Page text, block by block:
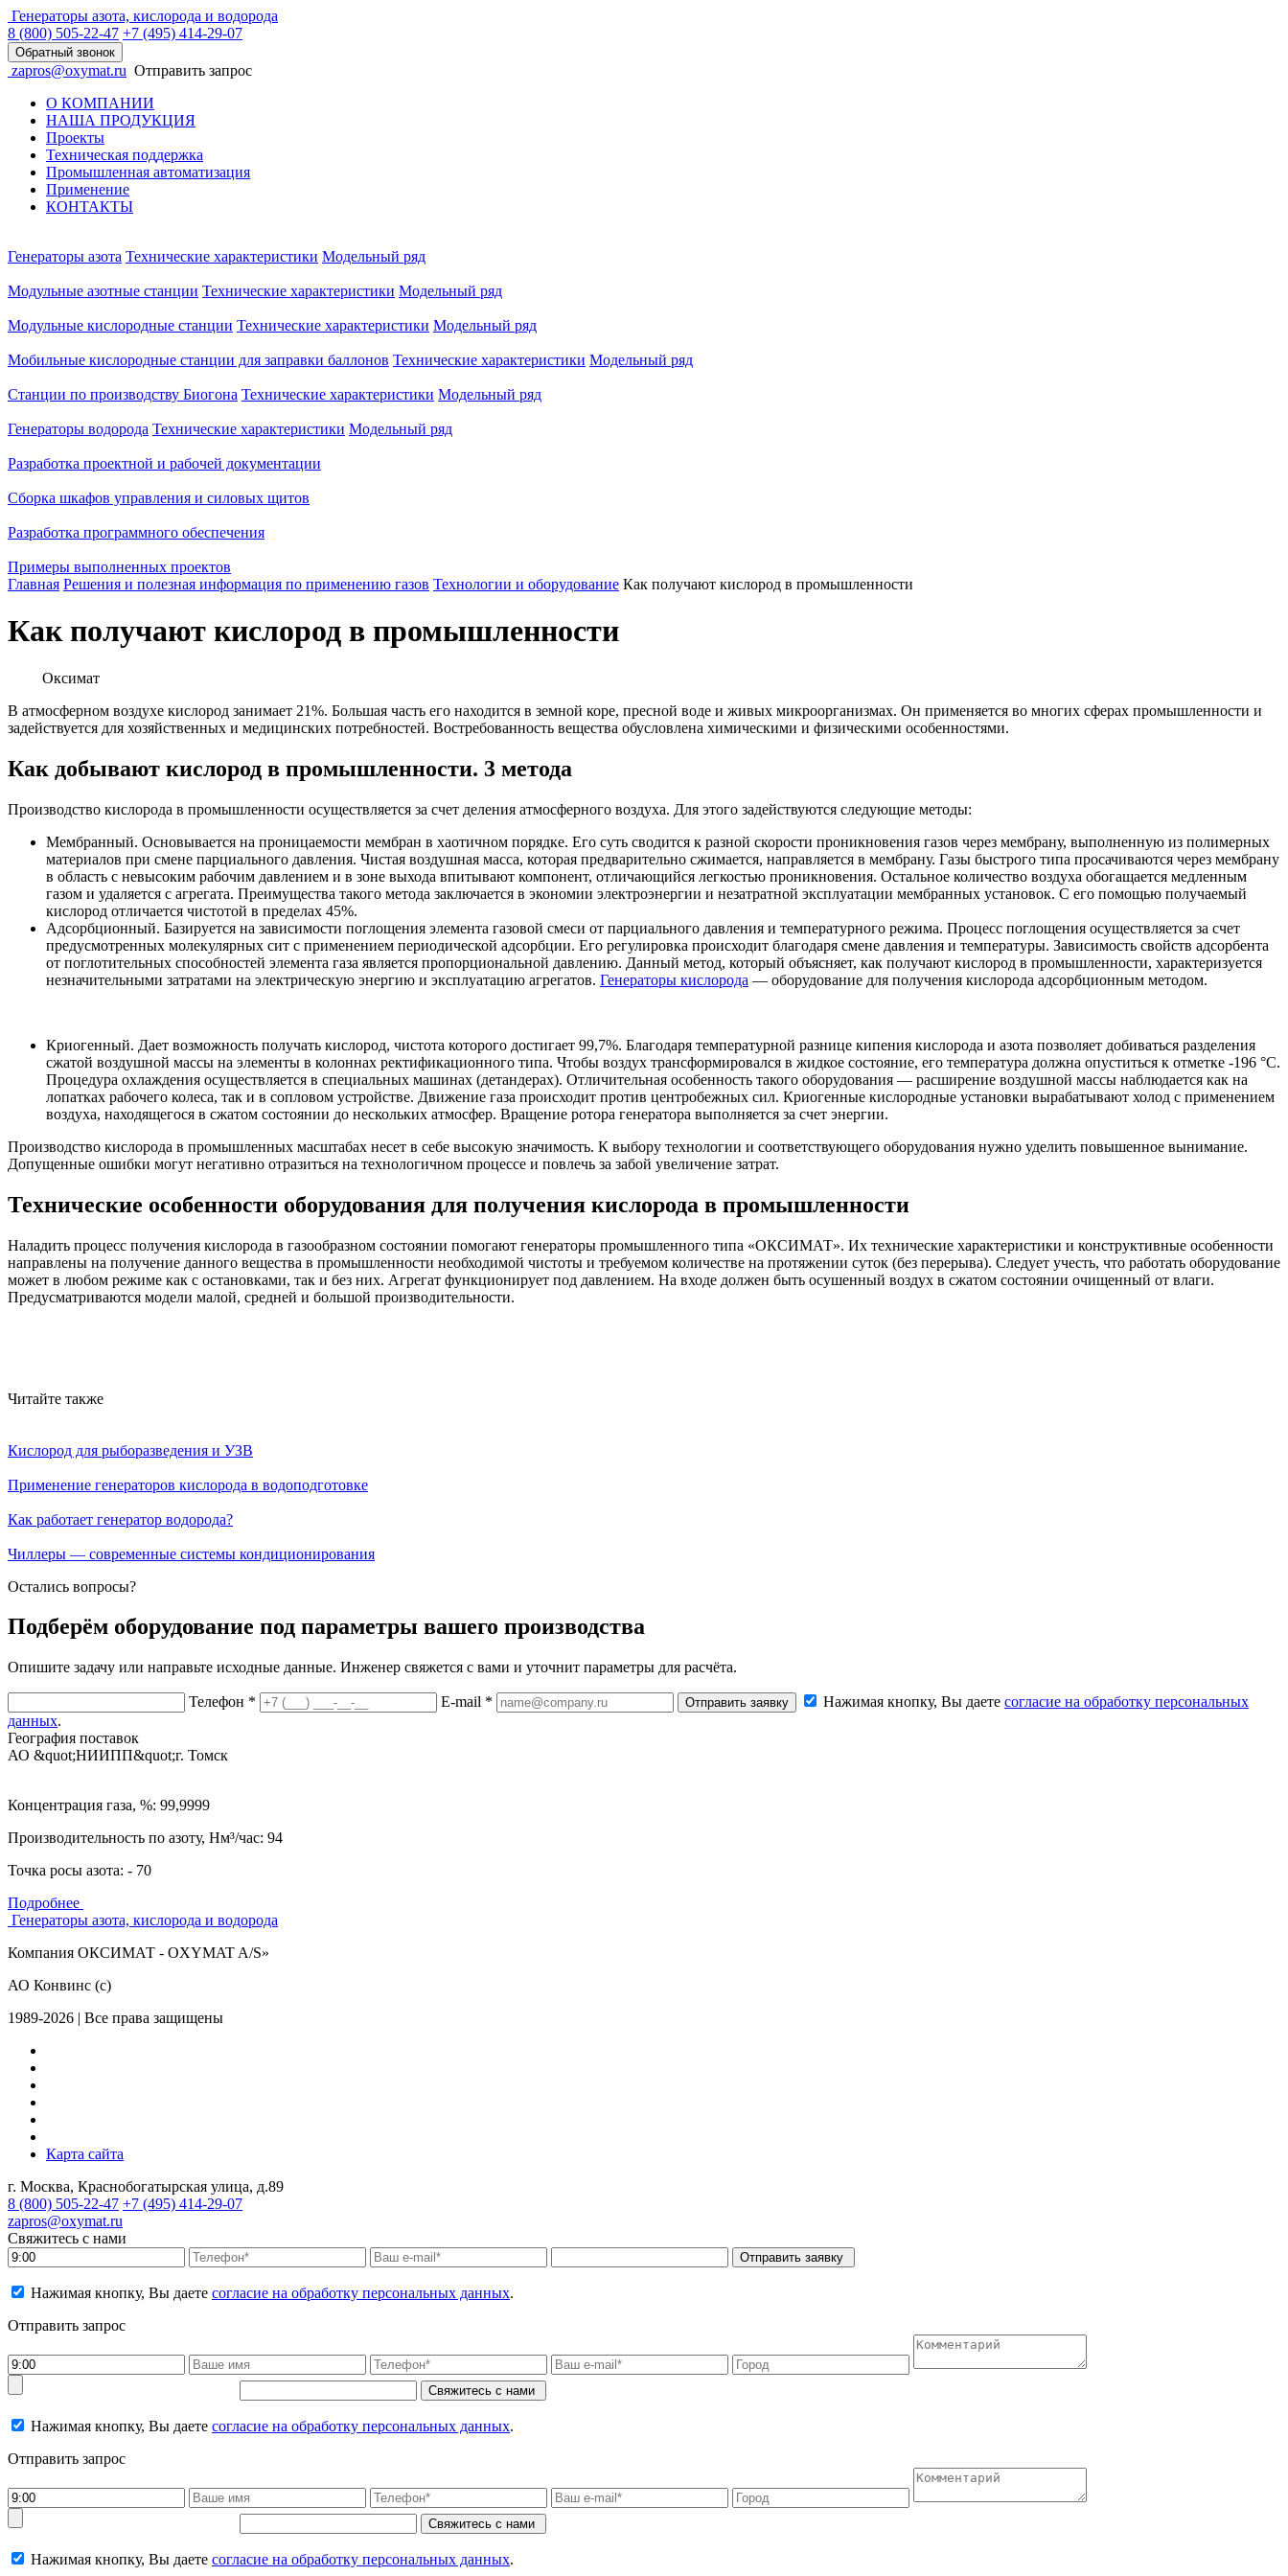
Генераторы азота, кислорода и водорода
8 (800) 505-22-47 +7 (495) 414-29-07
Обратный звонок
zapros@oxymat.ru Отправить запрос
О КОМПАНИИ
НАША ПРОДУКЦИЯ
Проекты
Техническая поддержка
Промышленная автоматизация
Применение
КОНТАКТЫ
Генераторы азота Технические характеристики Модельный ряд
Модульные азотные станции Технические характеристики Модельный ряд
Модульные кислородные станции Технические характеристики Модельный ряд
Мобильные кислородные станции для заправки баллонов Технические характеристики Модельный ряд
Станции по производству Биогона Технические характеристики Модельный ряд
Генераторы водорода Технические характеристики Модельный ряд
Разработка проектной и рабочей документации
Сборка шкафов управления и силовых щитов
Разработка программного обеспечения
Примеры выполненных проектов
Главная Решения и полезная информация по применению газов Технологии и оборудование Как получают кислород в промышленности
Как получают кислород в промышленности
Оксимат
В атмосферном воздухе кислород занимает 21%. Большая часть его находится в земной коре, пресной воде и живых микроорганизмах. Он применяется во многих сферах промышленности и
задействуется для хозяйственных и медицинских потребностей. Востребованность вещества обусловлена химическими и физическими особенностями.
Как добывают кислород в промышленности. 3 метода
Производство кислорода в промышленности осуществляется за счет деления атмосферного воздуха. Для этого задействуются следующие методы:
Мембранный. Основывается на проницаемости мембран в хаотичном порядке. Его суть сводится к разной скорости проникновения газов через мембрану, выполненную из полимерных
материалов при смене парциального давления. Чистая воздушная масса, которая предварительно сжимается, направляется в мембрану. Газы быстрого типа просачиваются через мембрану
в область с невысоким рабочим давлением и в зоне выхода впитывают компонент, отличающийся легкостью проникновения. Остальное количество воздуха обогащается медленным
газом и удаляется с агрегата. Преимущества такого метода заключается в экономии электроэнергии и незатратной эксплуатации мембранных установок. С его помощью получаемый
кислород отличается чистотой в пределах 45%.
Адсорбционный. Базируется на зависимости поглощения элемента газовой смеси от парциального давления и температурного режима. Процесс поглощения осуществляется за счет
предусмотренных молекулярных сит с применением периодической адсорбции. Его регулировка происходит благодаря смене давления и температуры. Зависимость свойств адсорбента
от поглотительных способностей элемента газа является пропорциональной давлению. Данный метод, который объясняет, как получают кислород в промышленности, характеризуется
незначительными затратами на электрическую энергию и эксплуатацию агрегатов. Генераторы кислорода — оборудование для получения кислорода адсорбционным методом.
Криогенный. Дает возможность получать кислород, чистота которого достигает 99,7%. Благодаря температурной разнице кипения кислорода и азота позволяет добиваться разделения
сжатой воздушной массы на элементы в колоннах ректификационного типа. Чтобы воздух трансформировался в жидкое состояние, его температура должна опуститься к отметке -196 °C.
Процедура охлаждения осуществляется в специальных машинах (детандерах). Отличительная особенность такого оборудования — расширение воздушной массы наблюдается как на
лопатках рабочего колеса, так и в сопловом устройстве. Движение газа происходит против центробежных сил. Криогенные кислородные установки вырабатывают холод с применением
воздуха, находящегося в сжатом состоянии до нескольких атмосфер. Вращение ротора генератора выполняется за счет энергии.
Производство кислорода в промышленных масштабах несет в себе высокую значимость. К выбору технологии и соответствующего оборудования нужно уделить повышенное вынимание.
Допущенные ошибки могут негативно отразиться на технологичном процессе и повлечь за забой увеличение затрат.
Технические особенности оборудования для получения кислорода в промышленности
Наладить процесс получения кислорода в газообразном состоянии помогают генераторы промышленного типа «ОКСИМАТ». Их технические характеристики и конструктивные особенности
направлены на получение данного вещества в промышленности необходимой чистоты и требуемом количестве на протяжении суток (без перерыва). Следует учесть, что работать оборудование
может в любом режиме как с остановками, так и без них. Агрегат функционирует под давлением. На входе должен быть осушенный воздух в сжатом состоянии очищенный от влаги.
Предусматриваются модели малой, средней и большой производительности.
Читайте также
Кислород для рыборазведения и УЗВ
Применение генераторов кислорода в водоподготовке
Как работает генератор водорода?
Чиллеры — современные системы кондиционирования
Остались вопросы?
Подберём оборудование под параметры вашего производства
Опишите задачу или направьте исходные данные. Инженер свяжется с вами и уточнит параметры для расчёта.
Телефон * E-mail * Отправить заявку Нажимая кнопку, Вы даете согласие на обработку персональных
данных.
География поставок
АО &quot;НИИПП&quot;г. Томск
Концентрация газа, %: 99,9999
Производительность по азоту, Нм³/час: 94
Точка росы азота: - 70
Подробнее
Генераторы азота, кислорода и водорода
Компания ОКСИМАТ - OXYMAT A/S»
АО Конвинс (с)
1989-2026 | Все права защищены
Карта сайта
г. Москва, Краснобогатырская улица, д.89
8 (800) 505-22-47 +7 (495) 414-29-07
zapros@oxymat.ru
Свяжитесь с нами
Отправить заявку
Нажимая кнопку, Вы даете согласие на обработку персональных данных.
Отправить запрос
Свяжитесь с нами
Нажимая кнопку, Вы даете согласие на обработку персональных данных.
Отправить запрос
Свяжитесь с нами
Нажимая кнопку, Вы даете согласие на обработку персональных данных.